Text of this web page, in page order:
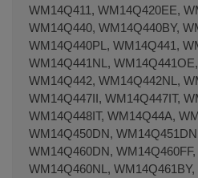
WM14Q411, WM14Q420EE,
WM14Q440, WM14Q440BY,
WM14Q440PL, WM14Q441,
WM14Q441NL,
WM14Q442, WM14Q442NL,
WM14Q447II, WM14Q447IT,
WM14Q448IT, WM14Q44A,
WM14Q450DN,
WM14Q460DN,
WM14Q460NL,